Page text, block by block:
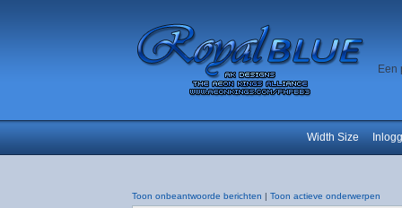
Een
Width Size
Toon onbeantwoorde berichten | Toon actieve onderwerpen